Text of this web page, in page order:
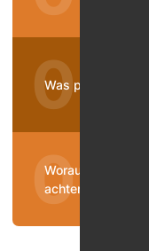
Was passiert bei
Worauf sollte
achten?